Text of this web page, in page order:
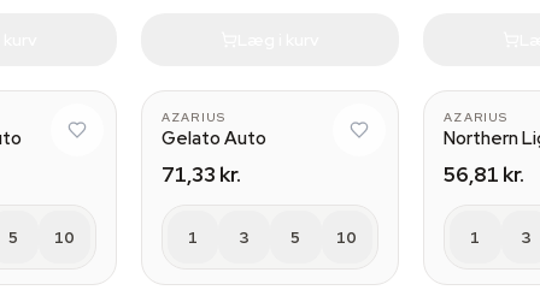
5 10
AZARIUS
Gelato Auto
71,33 kr.
1 3 5 10
AZARIUS
Northern
56,81 kr.
1 3